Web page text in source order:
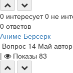
0 интересует 0 не
0 ответов
Аниме Берсерк
Вопрос 14 Май автор
|
Показы 83